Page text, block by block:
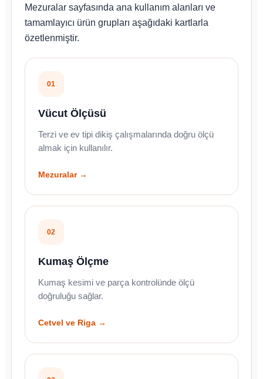
Mezuralar sayfasında ana kullanım alanları ve
tamamlayıcı ürün grupları aşağıdaki kartlarla
özetlenmiştir.
01
Vücut Ölçüsü
Terzi ve ev tipi dikiş çalışmalarında doğru ölçü
almak için kullanılır.
Mezuralar →
02
Kumaş Ölçme
Kumaş kesimi ve parça kontrolünde ölçü
doğruluğu sağlar.
Cetvel ve Riga →